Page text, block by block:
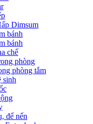
Dimsum
bánh
bánh
chế
phòng
phòng tắm
sinh
để nến